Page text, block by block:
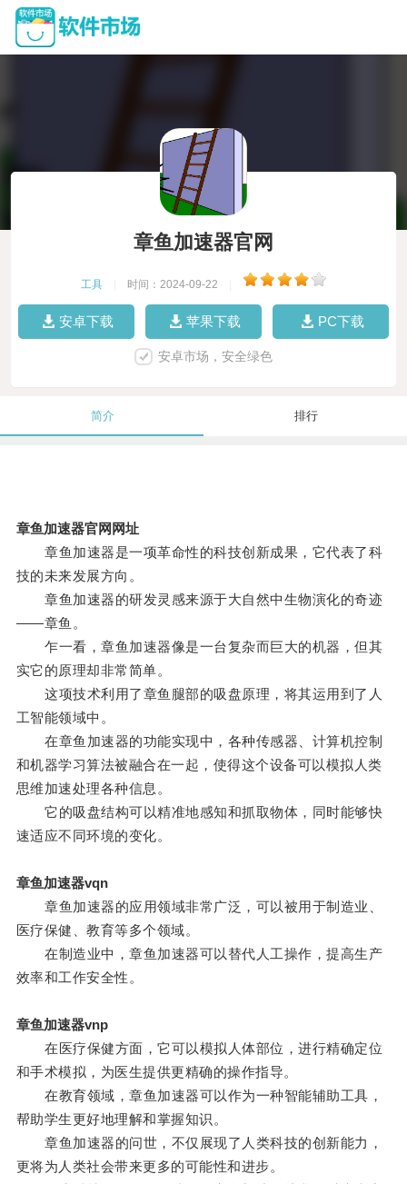
章鱼加速器官网
工具 时间：2024-09-22
安卓下载 苹果下载 PC下载
安卓市场，安全绿色
简介 排行
章鱼加速器官网网址
章鱼加速器是一项革命性的科技创新成果，它代表了科
技的未来发展方向。
章鱼加速器的研发灵感来源于大自然中生物演化的奇迹
——章鱼。
乍一看，章鱼加速器像是一台复杂而巨大的机器，但其
实它的原理却非常简单。
这项技术利用了章鱼腿部的吸盘原理，将其运用到了人
工智能领域中。
在章鱼加速器的功能实现中，各种传感器、计算机控制
和机器学习算法被融合在一起，使得这个设备可以模拟人类
思维加速处理各种信息。
它的吸盘结构可以精准地感知和抓取物体，同时能够快
速适应不同环境的变化。
章鱼加速器vqn
章鱼加速器的应用领域非常广泛，可以被用于制造业、
医疗保健、教育等多个领域。
在制造业中，章鱼加速器可以替代人工操作，提高生产
效率和工作安全性。
章鱼加速器vnp
在医疗保健方面，它可以模拟人体部位，进行精确定位
和手术模拟，为医生提供更精确的操作指导。
在教育领域，章鱼加速器可以作为一种智能辅助工具，
帮助学生更好地理解和掌握知识。
章鱼加速器的问世，不仅展现了人类科技的创新能力，
更将为人类社会带来更多的可能性和进步。